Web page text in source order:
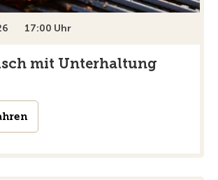
17:00 Uhr
mit Unterhaltung